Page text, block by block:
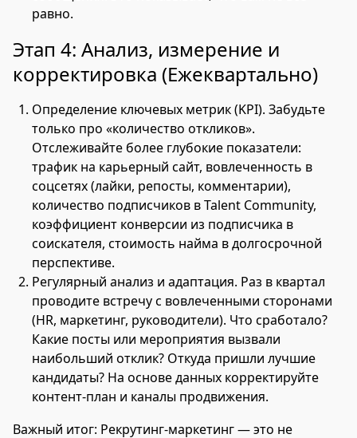
равно.
Этап 4: Анализ, измерение и
корректировка (Ежеквартально)
Определение ключевых метрик (KPI). Забудьте
только про «количество откликов».
Отслеживайте более глубокие показатели:
трафик на карьерный сайт, вовлеченность в
соцсетях (лайки, репосты, комментарии),
количество подписчиков в Talent Community,
коэффициент конверсии из подписчика в
соискателя, стоимость найма в долгосрочной
перспективе.
Регулярный анализ и адаптация. Раз в квартал
проводите встречу с вовлеченными сторонами
(HR, маркетинг, руководители). Что сработало?
Какие посты или мероприятия вызвали
наибольший отклик? Откуда пришли лучшие
кандидаты? На основе данных корректируйте
контент-план и каналы продвижения.
Важный итог: Рекрутинг-маркетинг — это не